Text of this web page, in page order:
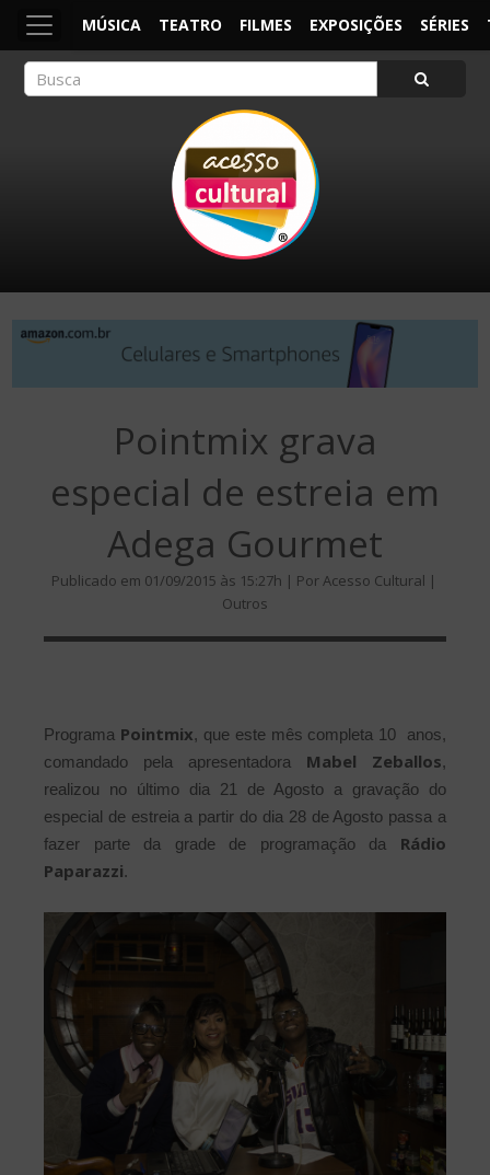
MÚSICA TEATRO FILMES EXPOSIÇÕES SÉRIES
Pointmix grava
especial de estreia em
Adega Gourmet
Publicado em 01/09/2015 às 15:27h | Por Acesso Cultural |
Outros
Programa Pointmix, que este mês completa 10 anos,
comandado pela apresentadora Mabel Zeballos,
realizou no último dia 21 de Agosto a gravação do
especial de estreia a partir do dia 28 de Agosto passa a
fazer parte da grade de programação da Rádio
Paparazzi.